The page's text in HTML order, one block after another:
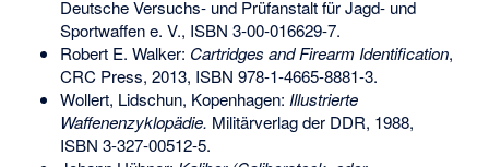
Deutsche Versuchs- und Prüfanstalt für Jagd- und
Sportwaffen e. V., ISBN 3-00-016629-7.
Robert E. Walker: Cartridges and Firearm Identification,
CRC Press, 2013, ISBN 978-1-4665-8881-3.
Wollert, Lidschun, Kopenhagen: Illustrierte
Waffenenzyklopädie. Militärverlag der DDR, 1988,
ISBN 3-327-00512-5.